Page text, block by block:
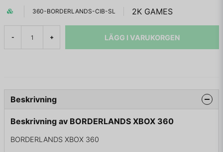
360-BORDERLANDS-CIB-SL 2K GAMES
- + LÄGG I VARUKORGEN
Beskrivning
Beskrivning av BORDERLANDS XBOX 360
BORDERLANDS XBOX 360